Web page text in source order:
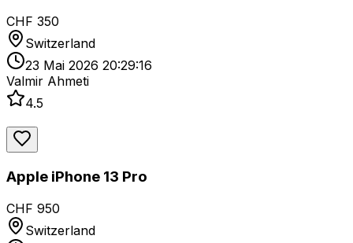
CHF 350
Switzerland
23 Mai 2026 20:29:16
Valmir Ahmeti
4.5
Apple iPhone 13 Pro
CHF 950
Switzerland